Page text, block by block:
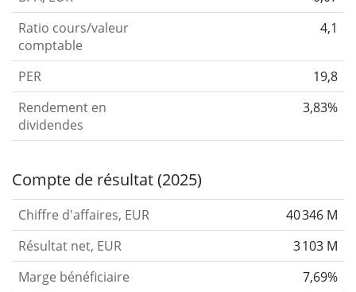
Ratio cours/valeur
comptable
4,1
PER
19,8
Rendement en
dividendes
3,83%
Compte de résultat (2025)
Chiffre d'affaires, EUR
40 346 M
Résultat net, EUR
3 103 M
Marge bénéficiaire
7,69%